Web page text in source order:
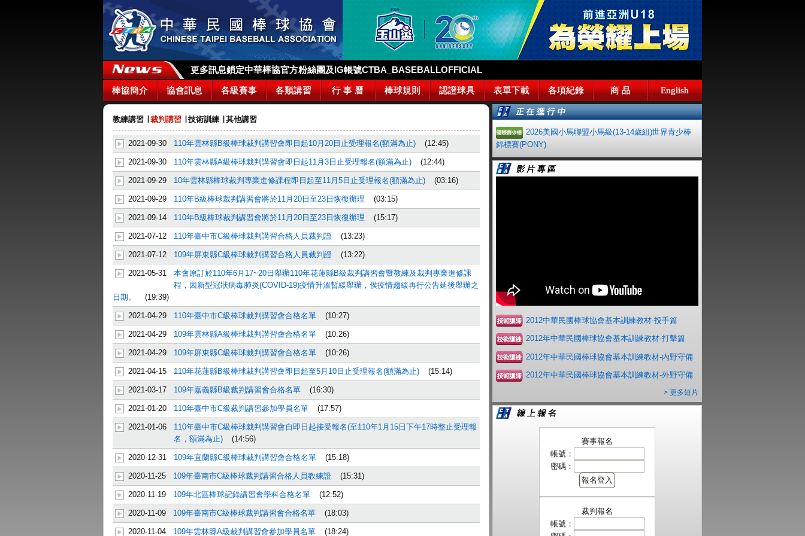
更多訊息鎖定中華棒協官方粉絲團及IG帳號CTBA_BASEBALLOFFICIAL
棒協簡介 協會訊息 各級賽事 各類講習 行 事 曆 棒球規則 認證球具 表單下載 各項紀錄 商 品 English
教練講習 裁判講習 技術訓練 其他講習
2021-09-30 110年雲林縣B級棒球裁判講習會即日起10月20日止受理報名(額滿為止) (12:45)
2021-09-30 110年雲林縣A級棒球裁判講習會即日起11月3日止受理報名(額滿為止) (12:44)
2021-09-29 10年雲林縣棒球裁判專業進修課程即日起至11月5日止受理報名(額滿為止) (03:16)
2021-09-29 110年B級棒球裁判講習會將於11月20日至23日恢復辦理 (03:15)
2021-09-14 110年B級棒球裁判講習會將於11月20日至23日恢復辦理 (15:17)
2021-07-12 110年臺中市C級棒球裁判講習合格人員裁判證 (13:23)
2021-07-12 109年屏東縣C級棒球裁判講習合格人員裁判證 (13:22)
2021-05-31
本會原訂於110年6月17~20日舉辦110年花蓮縣B級裁判講習會暨教練及裁判專業進修課
程，因新型冠狀病毒肺炎(COVID-19)疫情升溫暫緩舉辦，俟疫情趨緩再行公告延後舉辦之
日期。
(19:39)
2021-04-29 110年臺中市C級棒球裁判講習會合格名單 (10:27)
2021-04-29 109年雲林縣A級棒球裁判講習會合格名單 (10:26)
2021-04-29 109年屏東縣C級棒球裁判講習會合格名單 (10:26)
2021-04-15 110年花蓮縣B級棒球裁判講習會即日起至5月10日止受理報名(額滿為止) (15:14)
2021-03-17 109年嘉義縣B級裁判講習會合格名單 (16:30)
2021-01-20 110年臺中市C級裁判講習參加學員名單 (17:57)
2021-01-06
110年臺中市C級棒球裁判講習會自即日起接受報名(至110年1月15日下午17時整止受理報
名，額滿為止)
(14:56)
2020-12-31 109年宜蘭縣C級棒球裁判講習會合格名單 (15:18)
2020-11-25 109年臺南市C級棒球裁判講習合格人員教練證 (15:31)
2020-11-19 109年北區棒球記錄講習會學科合格名單 (12:52)
2020-11-09 109年臺南市C級棒球裁判講習會合格名單 (18:03)
2020-11-04 109年雲林縣A級裁判講習會參加學員名單 (18:24)
2026美國小馬聯盟小馬級(13-14歲組)世界青少棒
錦標賽(PONY)
2012中華民國棒球協會基本訓練教材-投手篇
2012年中華民國棒球協會基本訓練教材-打擊篇
2012年中華民國棒球協會基本訓練教材-內野守備
2012年中華民國棒球協會基本訓練教材-外野守備
> 更多短片
賽事報名
帳號：
密碼：
裁判報名
帳號：